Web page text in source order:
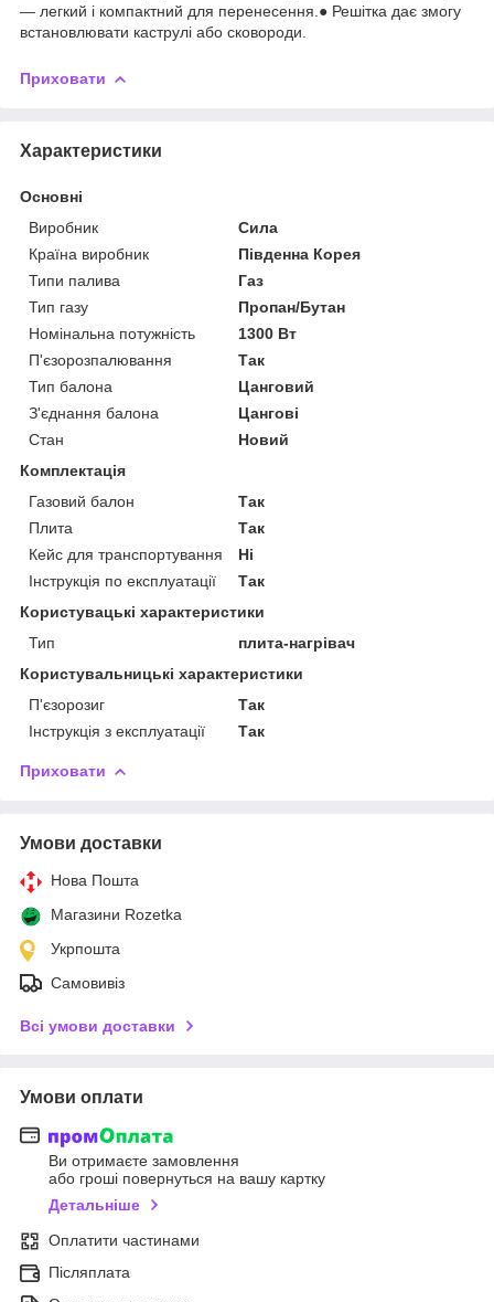
— легкий і компактний для перенесення.● Решітка дає змогу
встановлювати каструлі або сковороди.
Приховати
Характеристики
Основні
Виробник
Сила
Країна виробник
Південна Корея
Типи палива
Газ
Тип газу
Пропан/Бутан
Номінальна потужність
1300 Вт
П'єзорозпалювання
Так
Тип балона
Цанговий
З'єднання балона
Цангові
Стан
Новий
Комплектація
Газовий балон
Так
Плита
Так
Кейс для транспортування
Ні
Інструкція по експлуатації
Так
Користувацькi характеристики
Тип
плита-нагрівач
Користувальницькі характеристики
П'єзорозиг
Так
Інструкція з експлуатації
Так
Приховати
Умови доставки
Нова Пошта
Магазини Rozetka
Укрпошта
Самовивіз
Всі умови доставки
Умови оплати
Ви отримаєте замовлення
або гроші повернуться на вашу картку
Детальніше
Оплатити частинами
Післяплата